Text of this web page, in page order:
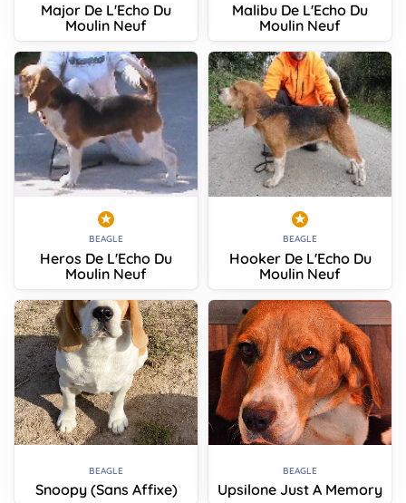
Major De L'Echo Du
Moulin Neuf
Malibu De L'Echo Du
Moulin Neuf
BEAGLE
Heros De L'Echo Du
Moulin Neuf
BEAGLE
Hooker De L'Echo Du
Moulin Neuf
BEAGLE
Snoopy (Sans Affixe)
BEAGLE
Upsilone Just A Memory